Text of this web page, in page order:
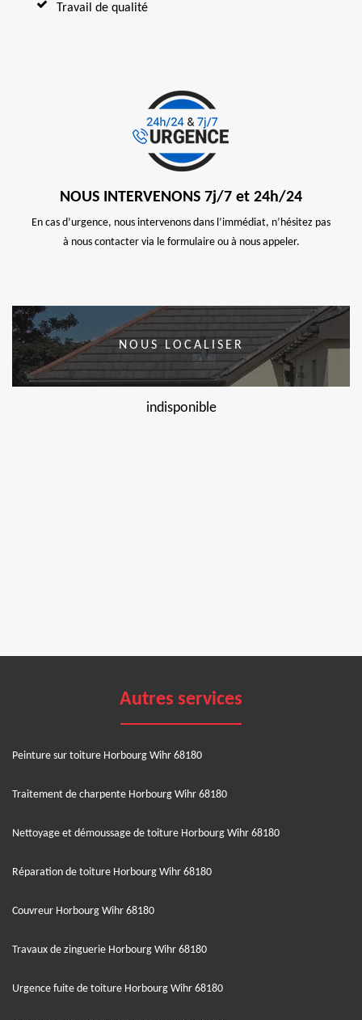
Travail de qualité
NOUS INTERVENONS 7j/7 et 24h/24
En cas d’urgence, nous intervenons dans l’immédiat, n’hésitez pas
à nous contacter via le formulaire ou à nous appeler.
NOUS LOCALISER
indisponible
Autres services
Peinture sur toiture Horbourg Wihr 68180
Traitement de charpente Horbourg Wihr 68180
Nettoyage et démoussage de toiture Horbourg Wihr 68180
Réparation de toiture Horbourg Wihr 68180
Couvreur Horbourg Wihr 68180
Travaux de zinguerie Horbourg Wihr 68180
Urgence fuite de toiture Horbourg Wihr 68180